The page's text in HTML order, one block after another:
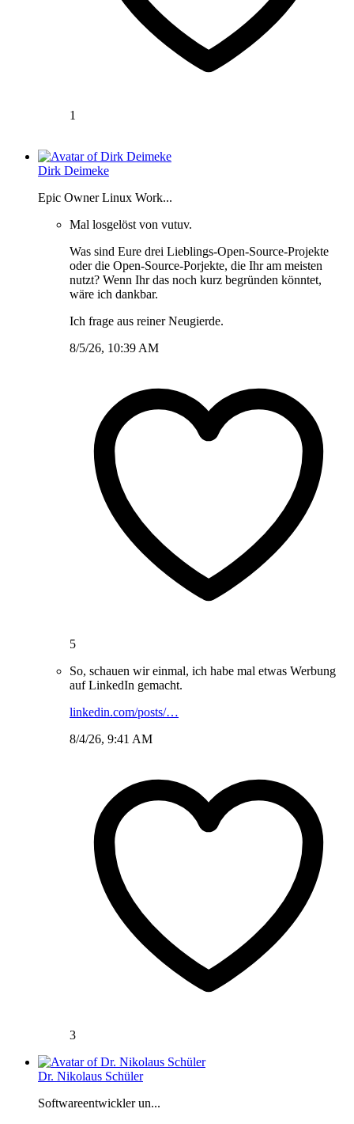
1
Dirk Deimeke
Epic Owner Linux Work...
Mal losgelöst von vutuv.
Was sind Eure drei Lieblings-Open-Source-Projekte
oder die Open-Source-Porjekte, die Ihr am meisten
nutzt? Wenn Ihr das noch kurz begründen könntet,
wäre ich dankbar.
Ich frage aus reiner Neugierde.
8/5/26, 10:39 AM
5
So, schauen wir einmal, ich habe mal etwas Werbung
auf LinkedIn gemacht.
linkedin.com/posts/…
8/4/26, 9:41 AM
3
Dr. Nikolaus Schüler
Softwareentwickler un...